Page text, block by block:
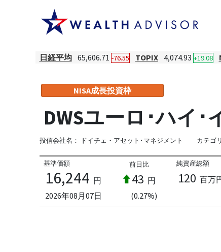
日経平均 65,606.71 -76.55 TOPIX 4,074.93 +19.08
NISA成長投資枠
DWSユーロ･ハイ･
投信会社名： ドイチェ・アセット･マネジメント カテゴ
基準価額
16,244 円
2026年08月07日
前日比
43 円
(0.27%)
純資産総額
120 百万